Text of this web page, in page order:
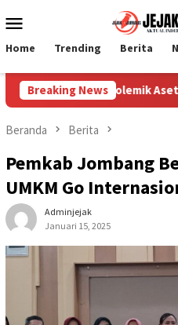
ke
Mobile
Home Trending Berita
Breaking News
Polemik Aset,
Beranda Berita
Pemkab Jombang
UMKM Go
Adminjejak
Januari 15, 2025